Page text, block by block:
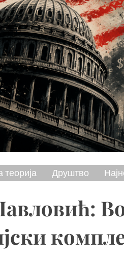
Друштво